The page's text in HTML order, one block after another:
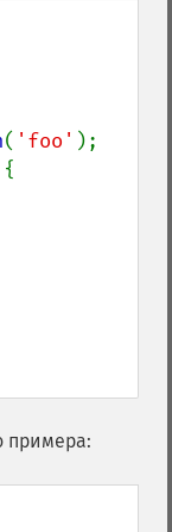
( 'foo' );
примера: